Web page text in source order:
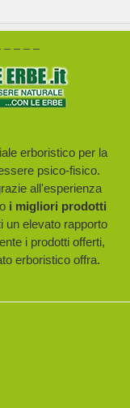
– – – –
erboristico per la
psico-fisico.
all'esperienza
i migliori prodotti
un elevato rapporto
i prodotti offerti,
erboristico offra.